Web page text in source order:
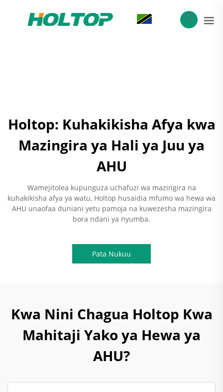
Holtop: Kuhakikisha Afya kwa
Mazingira ya Hali ya Juu ya
AHU
Wamejitolea kupunguza uchafuzi wa mazingira na
kuhakikisha afya ya watu, Holtop husaidia mfumo wa hewa wa
AHU unaofaa duniani yetu pamoja na kuwezesha mazingira
bora ndani ya nyumba.
Pata Nukuu
Kwa Nini Chagua Holtop Kwa
Mahitaji Yako ya Hewa ya
AHU?